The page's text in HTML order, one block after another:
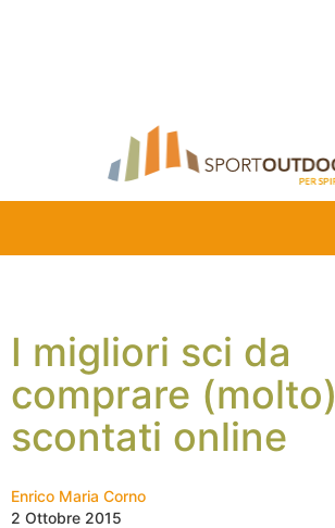
I migliori sci da
comprare (molto)
scontati online
Enrico Maria Corno
2 Ottobre 2015